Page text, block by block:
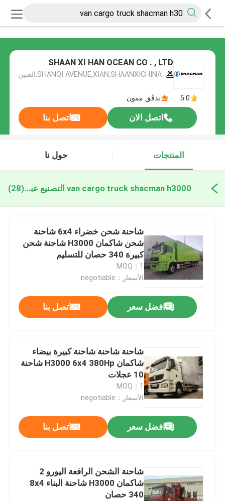
SHAAN XI HAN OCEAN CO . , LTD
5.0 يدقّق ممون
اتصل الان اتصل بنا
المنتجات حول نا
van cargo truck shacman h3000 التصنيع عبر الإنترنت(28)
شاحنة شحن خضراء 6x4 شاحنة
شحن شاكمان H3000 شاحنة شحن
كبيرة 340 حصان للتسليم
MOQ：1
الأسعار：negotiable
افضل سعر اتصل بنا
شاحنة شاحنة شاحنة كبيرة بيضاء
شاكمان H3000 6x4 380Hp شاحنة
10 عجلات
MOQ：1
الأسعار：negotiable
افضل سعر اتصل بنا
شاحنة الشحن الرافعة اليورو 2
شاكمان H3000 شاحنة البناء 8x4
340 حصان